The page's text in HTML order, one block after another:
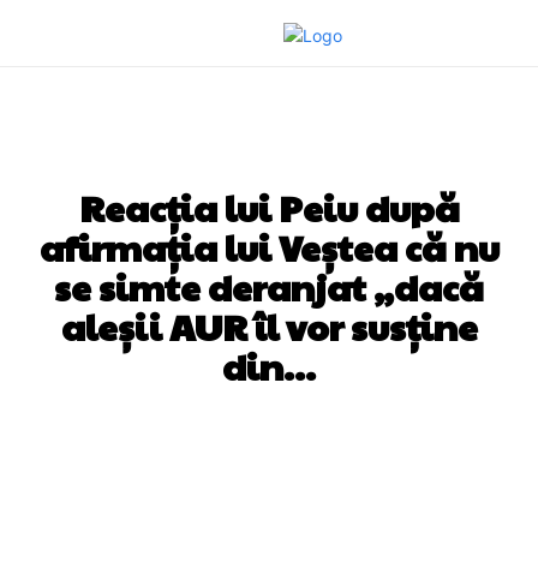
Reacția lui Peiu după
afirmația lui Veștea că nu
se simte deranjat „dacă
aleșii AUR îl vor susține
din…